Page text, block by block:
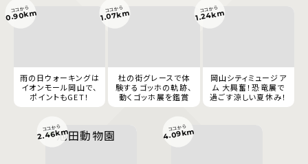
雨の日ウォーキングは
イオンモール岡山で、
ポイントもGET！
ココから
0.90km
杜の街グレースで体
験するゴッホの軌跡、
動くゴッホ展を鑑賞
ココから
1.07km
岡山シティミュージア
ム 大興奮！恐竜展で
過ごす涼しい夏休み！
ココから
1.24km
ココから
2.46km ココから
4.09km